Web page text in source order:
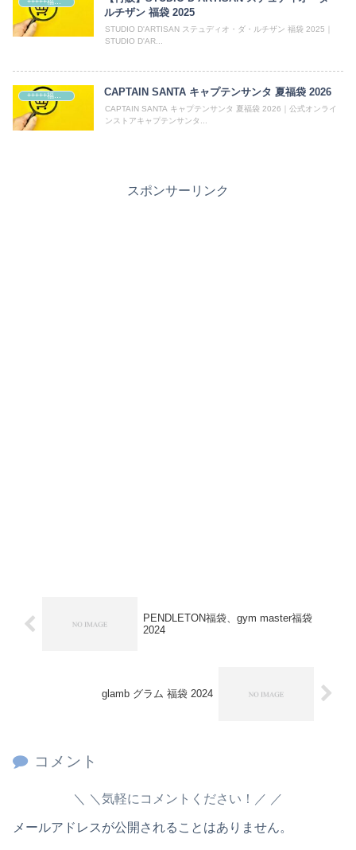
+++++福袋++++++
ルチザン 福袋 2025
STUDIO D'ARTISAN ステュディオ・ダ・ルチザン 福袋 2025｜
STUDIO D'AR...
+++++福袋++++++ CAPTAIN SANTA キャプテンサンタ 夏福袋 2026
CAPTAIN SANTA キャプテンサンタ 夏福袋 2026｜公式オンライ
ンストアキャプテンサンタ...
スポンサーリンク
PENDLETON福袋、gym master福袋
2024
glamb グラム 福袋 2024
コメント
＼気軽にコメントください！／
メールアドレスが公開されることはありません。